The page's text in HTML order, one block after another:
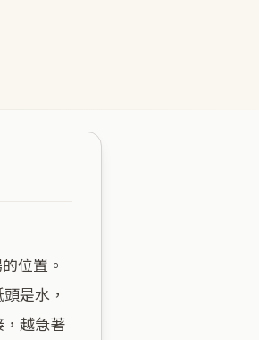
是水，
越急著